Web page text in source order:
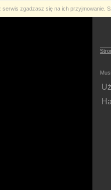
zgadzasz się na ich przyjmowanie.